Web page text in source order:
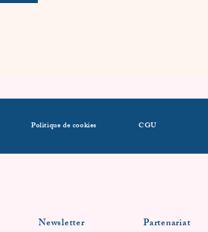
Politique de cookies CGU
Newsletter Partenariat